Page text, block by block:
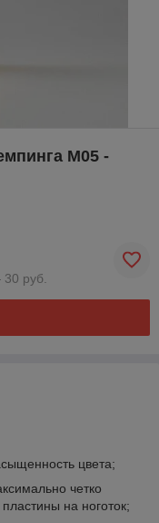
M05 -
руб.
цвета;
четко
на ноготок;